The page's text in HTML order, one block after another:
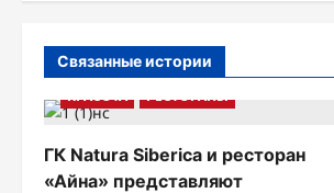
г
а
и
Связанные истории
КРАСОТА
РЕСТОРАНЫ
ГК Natura Siberica и ресторан
«Айна» представляют